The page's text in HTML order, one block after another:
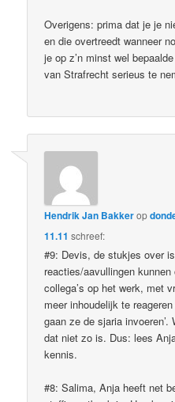
Overigens: prima dat je je
en die overtreedt wanneer
je op z’n minst wel
van Strafrecht serieus te
Hendrik Jan Bakkerop
11.11 schreef:
#9: Devis, de stukjes over
reacties/aavullingen
collega’s op het werk, met
meer inhoudelijk te
gaan ze de sjaria
dat niet zo is. Dus: lees
kennis.
#8: Salima, Anja heeft net